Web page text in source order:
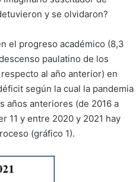
y se olvidaron?
el progreso académico (8,3
paulatino de los
al año anterior) en
según la cual la pandemia
años anteriores (de 2016 a
11 y entre 2020 y 2021 hay
(gráfico 1).